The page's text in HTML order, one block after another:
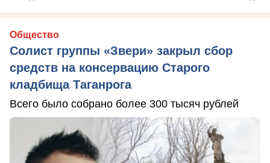
Общество
Солист группы «Звери» закрыл сбор
средств на консервацию Старого
кладбища Таганрога
Всего было собрано более 300 тысяч рублей